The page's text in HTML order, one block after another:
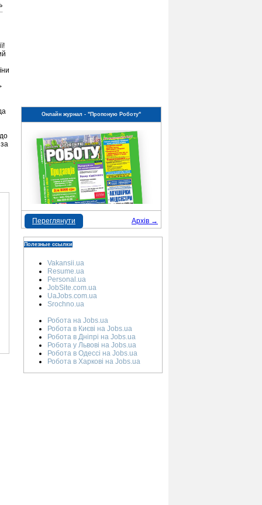
Онлайн журнал - "Пропоную Роботу"
Архів →
Переглянути
Полезные ссылки
Vakansii.ua
Resume.ua
Personal.ua
JobSite.com.ua
UaJobs.com.ua
Srochno.ua
Робота на Jobs.ua
Робота в Києві на Jobs.ua
Робота в Дніпрі на Jobs.ua
Робота у Львові на Jobs.ua
Робота в Одессі на Jobs.ua
Робота в Харкові на Jobs.ua